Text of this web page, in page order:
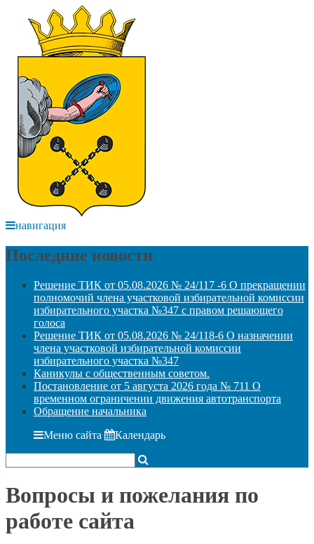
навигация
Последние новости
Решение ТИК от 05.08.2026 № 24/117 -6 О прекращении
полномочий члена участковой избирательной комиссии
избирательного участка №347 с правом решающего
голоса
Решение ТИК от 05.08.2026 № 24/118-6 О назначении
члена участковой избирательной комиссии
избирательного участка №347
Каникулы с общественным советом.
Постановление от 5 августа 2026 года № 711 О
временном ограничении движения автотранспорта
Обращение начальника
Меню сайта Календарь
Вопросы и пожелания по
работе сайта